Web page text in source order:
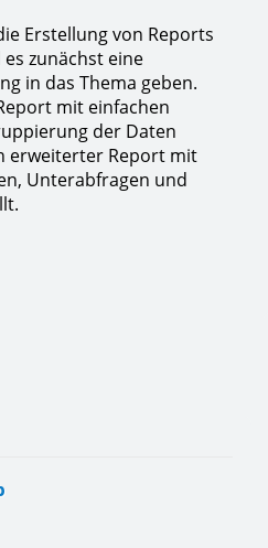
Erstellung von Reports
zunächst eine
in das Thema geben.
mit einfachen
der Daten
erweiterter Report mit
Unterabfragen und